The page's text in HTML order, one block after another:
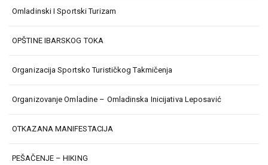
Omladinski I Sportski Turizam
OPŠTINE IBARSKOG TOKA
Organizacija Sportsko Turističkog Takmičenja
Organizovanje Omladine – Omladinska Inicijativa Leposavić
OTKAZANA MANIFESTACIJA
PEŠAČENJE – HIKING